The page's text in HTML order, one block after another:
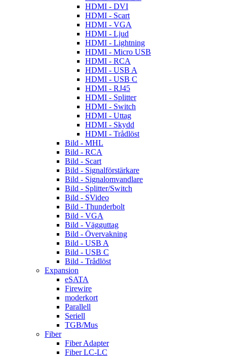
HDMI - DVI
HDMI - Scart
HDMI - VGA
HDMI - Ljud
HDMI - Lightning
HDMI - Micro USB
HDMI - RCA
HDMI - USB A
HDMI - USB C
HDMI - RJ45
HDMI - Splitter
HDMI - Switch
HDMI - Uttag
HDMI - Skydd
HDMI - Trådlöst
Bild - MHL
Bild - RCA
Bild - Scart
Bild - Signalförstärkare
Bild - Signalomvandlare
Bild - Splitter/Switch
Bild - SVideo
Bild - Thunderbolt
Bild - VGA
Bild - Vägguttag
Bild - Övervakning
Bild - USB A
Bild - USB C
Bild - Trådlöst
Expansion
eSATA
Firewire
moderkort
Parallell
Seriell
TGB/Mus
Fiber
Fiber Adapter
Fiber LC-LC